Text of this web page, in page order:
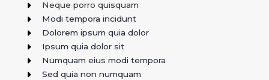
Neque porro quisquam​
Modi tempora incidunt​
Dolorem ipsum quia dolor​
Ipsum quia dolor sit​
Numquam eius modi tempora​
Sed quia non numquam​